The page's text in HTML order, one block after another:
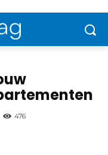
476